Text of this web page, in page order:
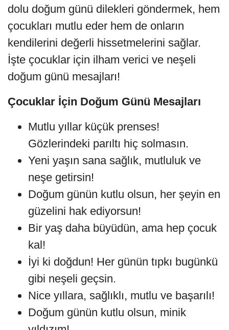
dolu doğum günü dilekleri göndermek, hem
çocukları mutlu eder hem de onların
kendilerini değerli hissetmelerini sağlar.
İşte çocuklar için ilham verici ve neşeli
doğum günü mesajları!
Çocuklar İçin Doğum Günü Mesajları
Mutlu yıllar küçük prenses!
Gözlerindeki parıltı hiç solmasın.
Yeni yaşın sana sağlık, mutluluk ve
neşe getirsin!
Doğum günün kutlu olsun, her şeyin en
güzelini hak ediyorsun!
Bir yaş daha büyüdün, ama hep çocuk
kal!
İyi ki doğdun! Her günün tıpkı bugünkü
gibi neşeli geçsin.
Nice yıllara, sağlıklı, mutlu ve başarılı!
Doğum günün kutlu olsun, minik